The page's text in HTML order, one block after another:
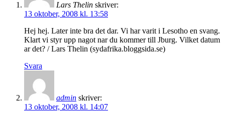
Lars Thelin skriver:
13 oktober, 2008 kl. 13:58
Hej hej. Later inte bra det dar. Vi har varit i Lesotho en svang.
Klart vi styr upp nagot nar du kommer till Jburg. Vilket datum
ar det? / Lars Thelin (sydafrika.bloggsida.se)
Svara
admin skriver:
13 oktober, 2008 kl. 14:07